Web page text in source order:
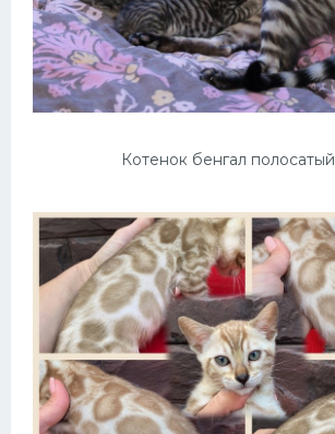
Котенок бенгал полосатый